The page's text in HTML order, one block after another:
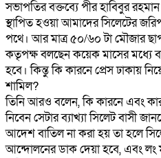
‎সভাপতির বক্তব্যে পীর হাবিবুর
স্থাপিত হওয়া আমাদের সিলেটের
পথে। আর মাত্র ৫০/৬০ টা মৌজার
কতৃপক্ষ বলছেন কয়েক মাসের মধ্যে
হবে। কিন্তু কি কারনে প্রেস ঢাকায়
শামিল?
তিনি আরও বলেন, কি কারনে এবং কার
নিবেন সেটার ব্যাখ্যা সিলেট বাসী
আদেশ বাতিল না করা হয় তা হলে
আন্দোলনের ডাক দেয়া হবে, এবং লং